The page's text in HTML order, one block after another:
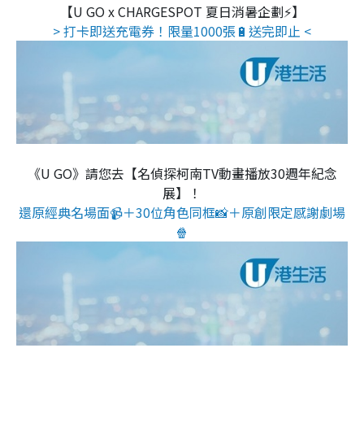
【U GO x CHARGESPOT 夏日消暑企劃⚡】
> 打卡即送充電券！限量1000張🔋送完即止 <
《U GO》請您去【名偵探柯南TV動畫播放30週年紀念
展】！
還原經典名場面📹＋30位角色同框📸＋原創限定感謝劇場
🍿